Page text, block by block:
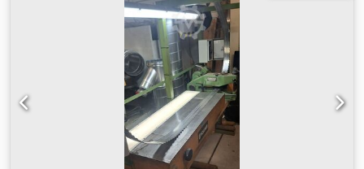
zapotrzebowanie mocy – napęd wrzeciona: 4,1 kW Silnik
posuwu: 1,1 kW Masa maszyny: ok. 1200 kg